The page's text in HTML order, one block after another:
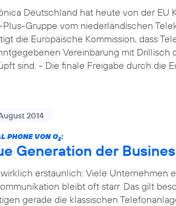
Deutschland hat heute von der EU
Plus-Gruppe vom niederländischen
die Europäische Kommission, dass
Vereinbarung mit Drillisch
sind. - Die finale Freigabe durch die
2014
PHONE VON O2:
Generation der
wirklich erstaunlich: Viele Unternehmen
bleibt oft starr. Das gilt
gerade die klassischen